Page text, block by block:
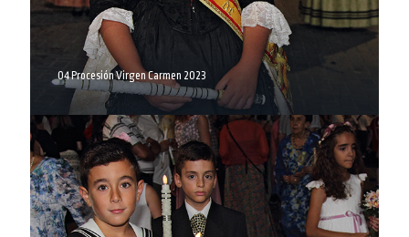
04 Procesión Virgen Carmen 2023